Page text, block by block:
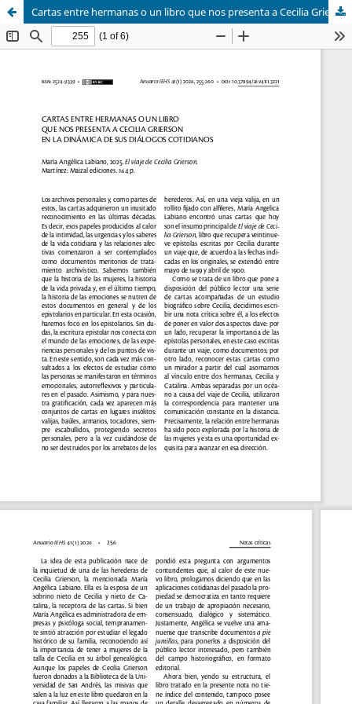
Cartas entre hermanas o un libro que nos presenta a Cecilia Grierson en la dinámica de sus diálogos cotidianos